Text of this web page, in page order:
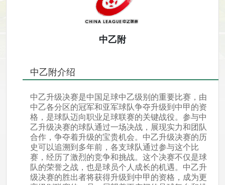
中乙附
中乙附介绍
中乙升级决赛是中国足球中乙级别的重要比赛，由
中乙各分区的冠军和亚军球队争夺升级到中甲的资
格，是球队迈向职业足球联赛的关键战役。参与中
乙升级决赛的球队通过一场决战，展现实力和团队
合作，争夺着升级的宝贵机会。中乙升级决赛的历
史可以追溯到多年前，各支球队通过参与这个比
赛，经历了激烈的竞争和挑战。这个决赛不仅是球
队的荣誉之战，也是球员个人成长的机遇。中乙升
级决赛的胜出者将获得升级到中甲的资格，成为更